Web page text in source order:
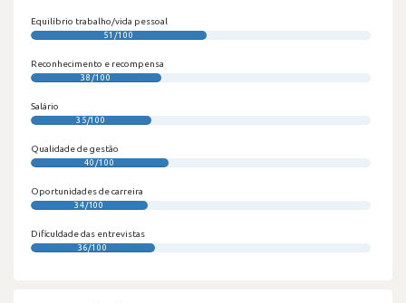
Equilíbrio trabalho/vida pessoal
51/100
Reconhecimento e recompensa
38/100
Salário
35/100
Qualidade de gestão
40/100
Oportunidades de carreira
34/100
Dificuldade das entrevistas
36/100